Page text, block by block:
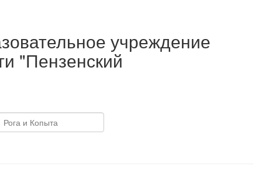
учреждение
"Пензенский